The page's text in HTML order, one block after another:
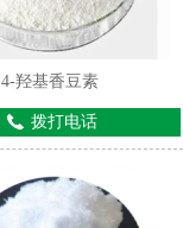
4-羟基香豆素
拨打电话